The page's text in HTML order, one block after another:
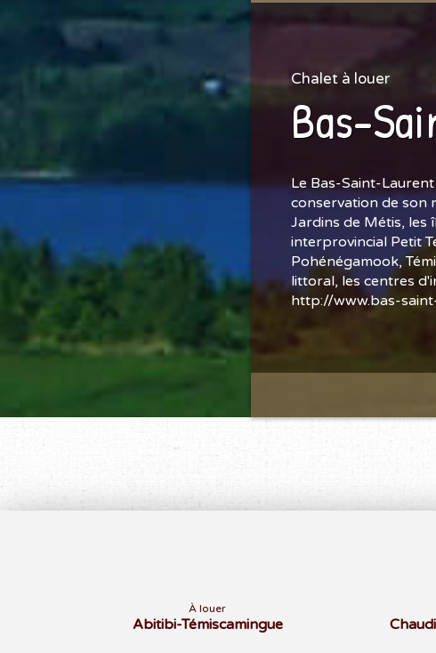
Chalet à louer
Bas-
Le Bas-Saint-
conservation de son
Jardins de Métis, les
interprovincial Petit
Pohénégamook,
littoral, les centres
http://www.bas-
À louer
Abitibi-Témiscamingue